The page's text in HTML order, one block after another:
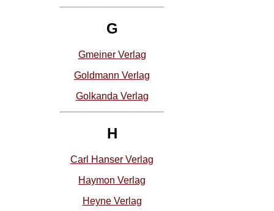
G
Gmeiner Verlag
Goldmann Verlag
Golkanda Verlag
H
Carl Hanser Verlag
Haymon Verlag
Heyne Verlag